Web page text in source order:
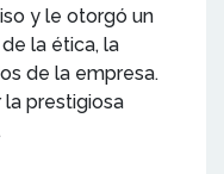
y le otorgó un
la ética, la
de la empresa.
prestigiosa